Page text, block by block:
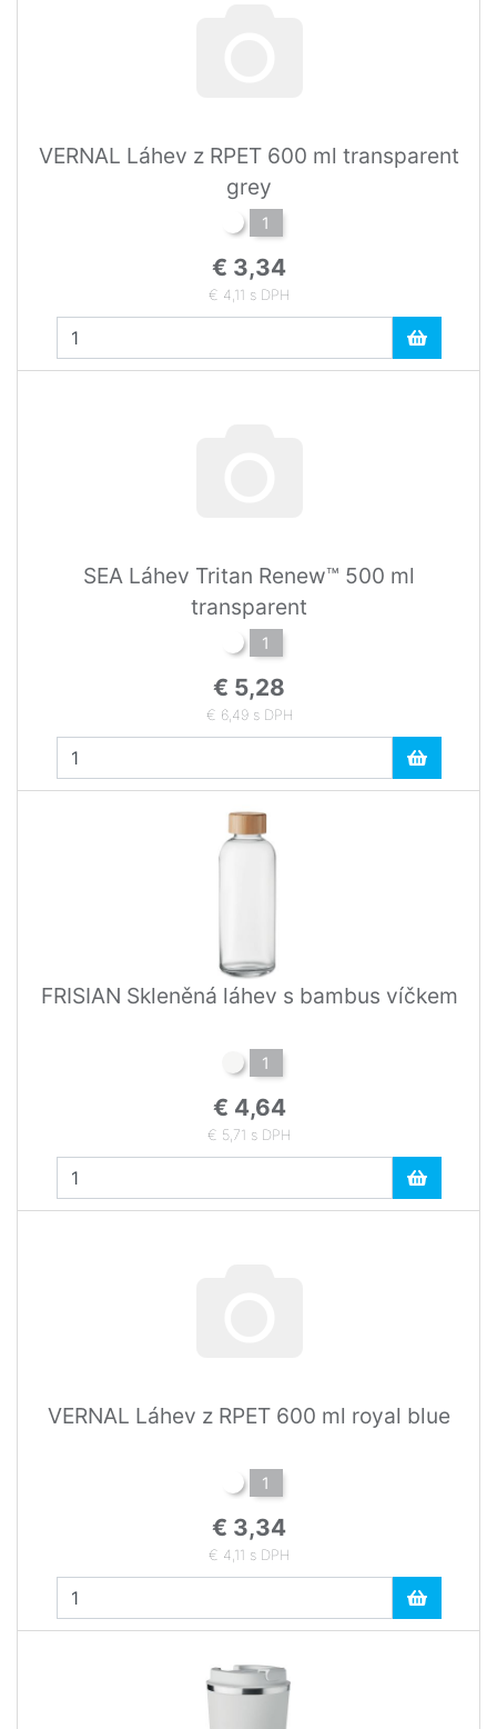
VERNAL Láhev z RPET 600 ml transparent
grey
1
€ 3,34
€ 4,11 s DPH
SEA Láhev Tritan Renew™ 500 ml
transparent
1
€ 5,28
€ 6,49 s DPH
FRISIAN Skleněná láhev s bambus víčkem
1
€ 4,64
€ 5,71 s DPH
VERNAL Láhev z RPET 600 ml royal blue
1
€ 3,34
€ 4,11 s DPH